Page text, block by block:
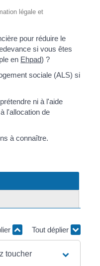
légale et
pour réduire le
si vous êtes
en Ehpad) ?
sociale (ALS) si
ni à l'aide
l'allocation de
à connaître.
Tout déplier
toucher